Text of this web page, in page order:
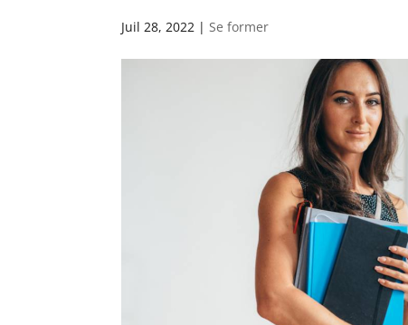
Juil 28, 2022 |Se former